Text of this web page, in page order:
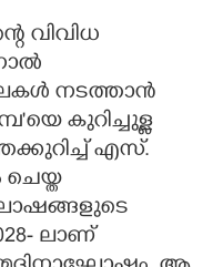
വിവിധ
നടത്താൻ
കുറിച്ചുള്ള
എസ്.
ലാണ്